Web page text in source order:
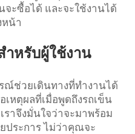
ะซื้อได้ และจะใช้งานได้
น้า
หรับผู้ใช้งาน
ณ์ช่วยเดินทางที่ทำงานได้
หตุผลที่เมื่อพูดถึงรถเข็น
ราจึงมั่นใจว่าจะมาพร้อม
ประการ ไม่ว่าคุณจะ